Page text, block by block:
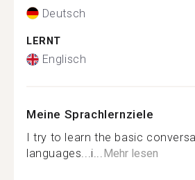
Deutsch
LERNT
Englisch
Meine Sprachlernziele
I try to learn the basic
languages...i...Mehr lesen